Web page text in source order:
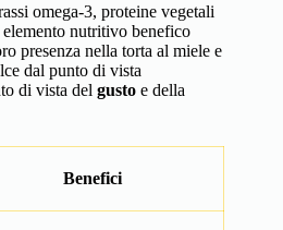
omega-3, proteine vegetali
nutritivo benefico
presenza nella torta al miele e
dal punto di vista
di vista del gusto e della
Benefici